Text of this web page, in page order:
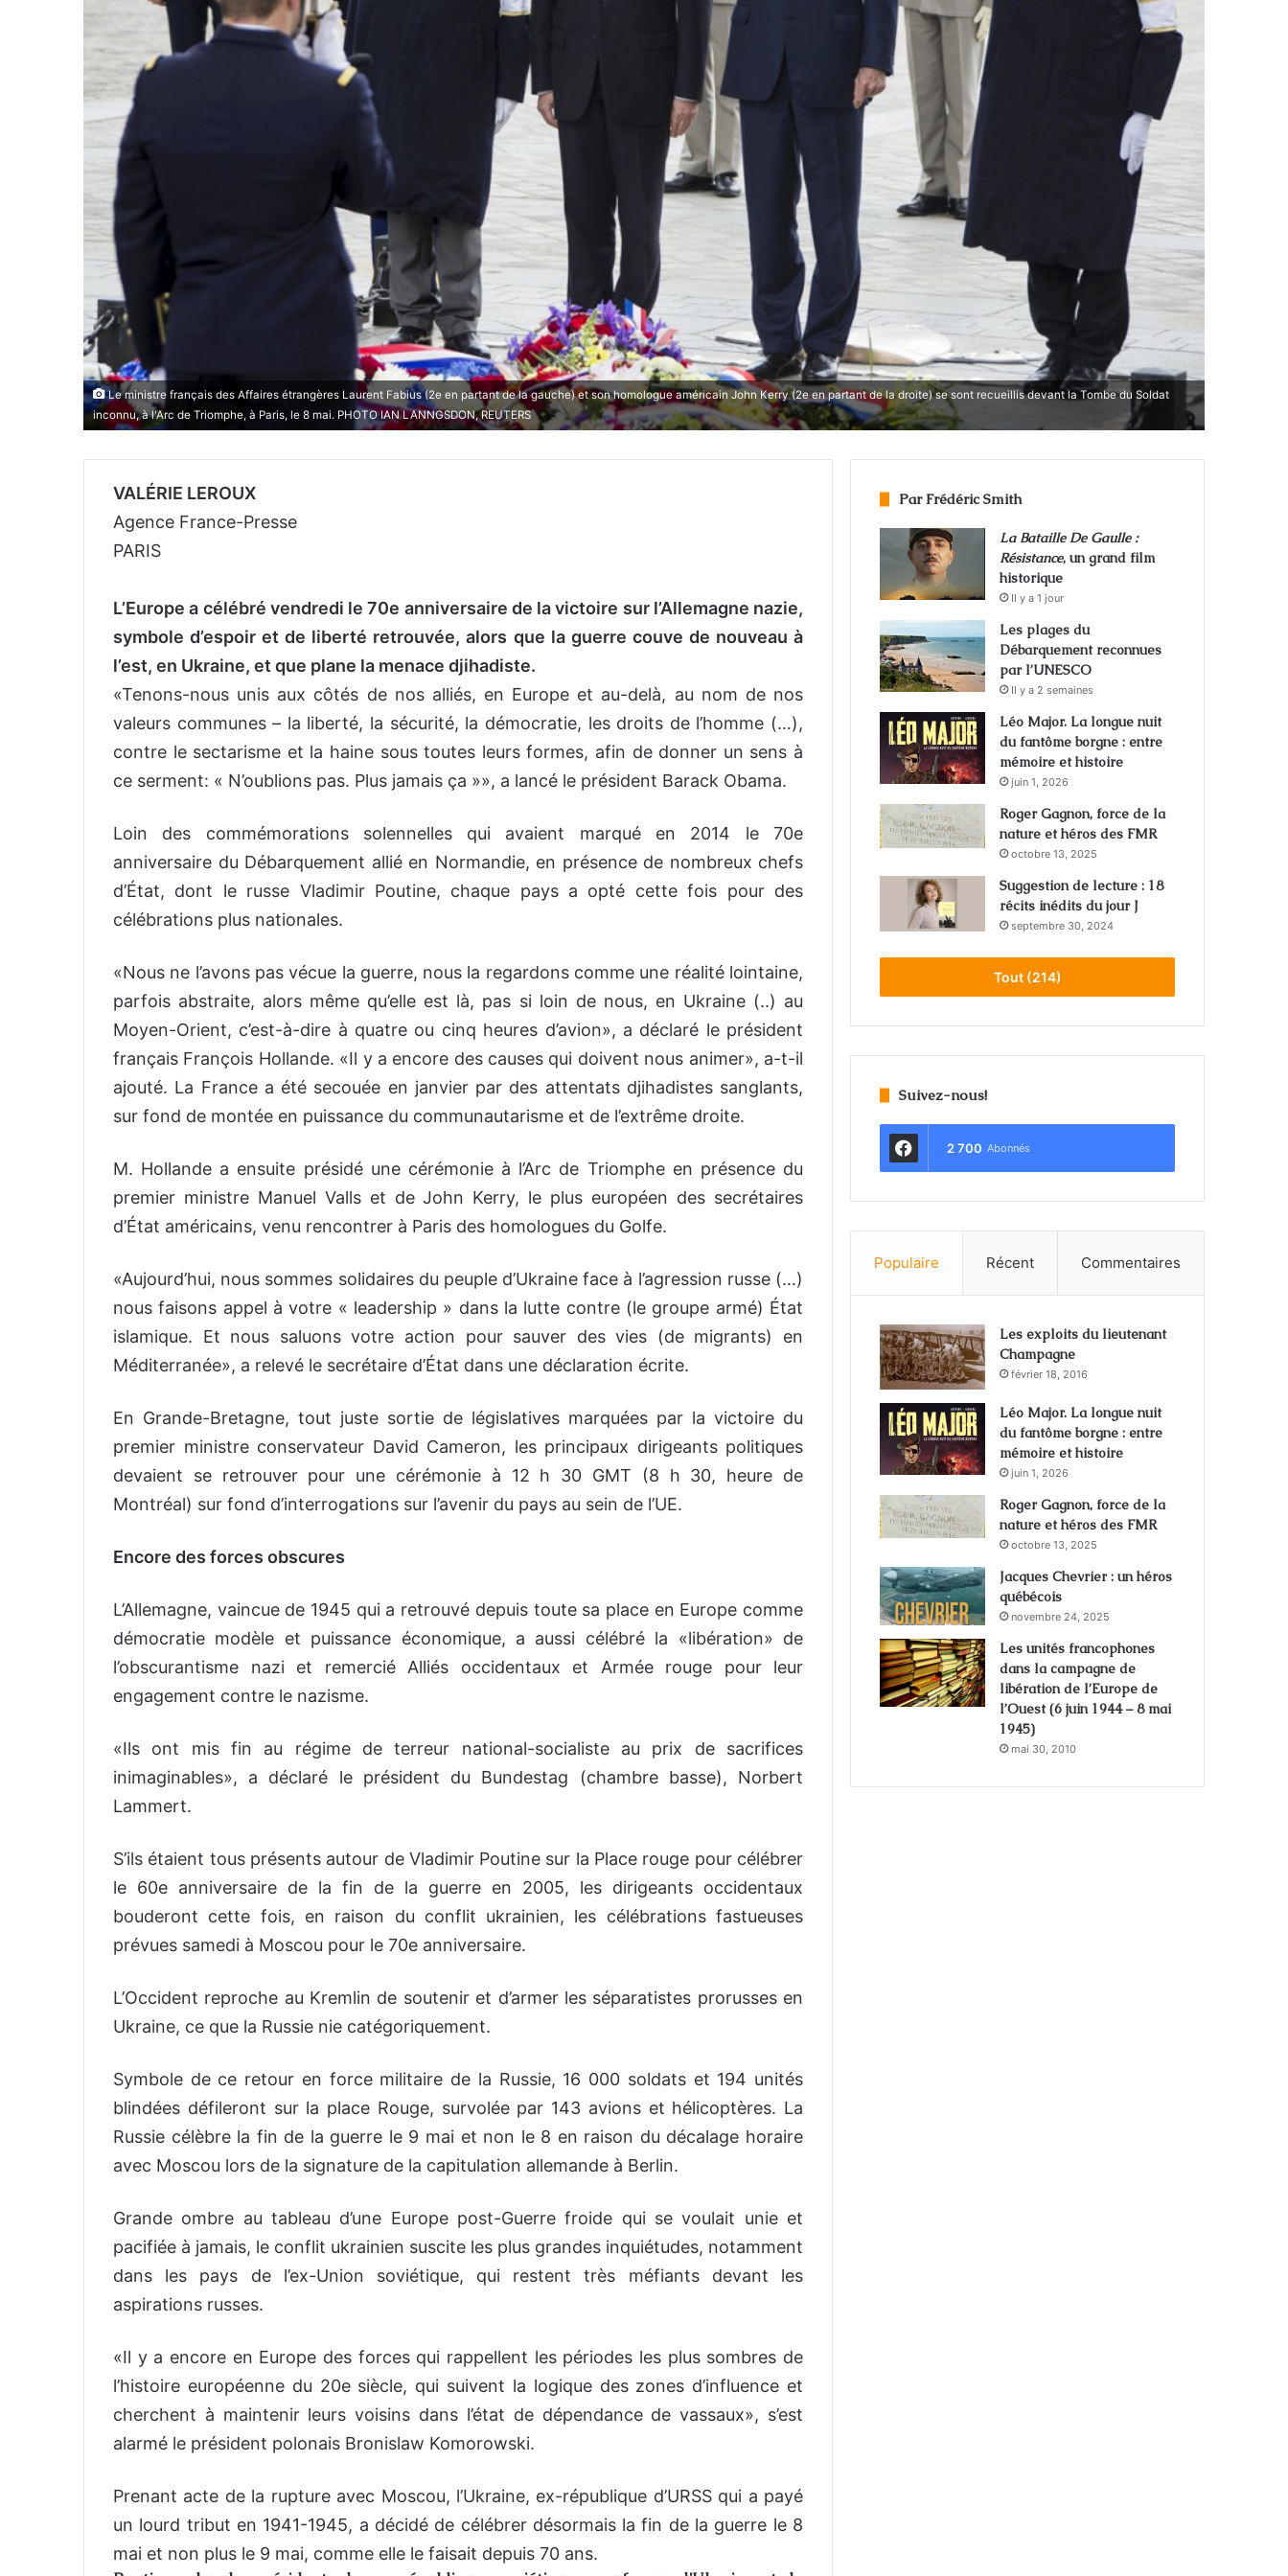
Le ministre français des Affaires étrangères Laurent Fabius (2e en partant de la gauche) et son homologue américain John Kerry (2e en partant de la droite) se sont recueillis devant la Tombe du Soldat
inconnu, à l'Arc de Triomphe, à Paris, le 8 mai. PHOTO IAN LANNGSDON, REUTERS
VALÉRIE LEROUX
Agence France-Presse
PARIS
L’Europe a célébré vendredi le 70e anniversaire de la victoire sur l’Allemagne nazie,
symbole d’espoir et de liberté retrouvée, alors que la guerre couve de nouveau à
l’est, en Ukraine, et que plane la menace djihadiste.
«Tenons-nous unis aux côtés de nos alliés, en Europe et au-delà, au nom de nos
valeurs communes – la liberté, la sécurité, la démocratie, les droits de l’homme (…),
contre le sectarisme et la haine sous toutes leurs formes, afin de donner un sens à
ce serment: « N’oublions pas. Plus jamais ça »», a lancé le président Barack Obama.
Loin des commémorations solennelles qui avaient marqué en 2014 le 70e
anniversaire du Débarquement allié en Normandie, en présence de nombreux chefs
d’État, dont le russe Vladimir Poutine, chaque pays a opté cette fois pour des
célébrations plus nationales.
«Nous ne l’avons pas vécue la guerre, nous la regardons comme une réalité lointaine,
parfois abstraite, alors même qu’elle est là, pas si loin de nous, en Ukraine (..) au
Moyen-Orient, c’est-à-dire à quatre ou cinq heures d’avion», a déclaré le président
français François Hollande. «Il y a encore des causes qui doivent nous animer», a-t-il
ajouté. La France a été secouée en janvier par des attentats djihadistes sanglants,
sur fond de montée en puissance du communautarisme et de l’extrême droite.
M. Hollande a ensuite présidé une cérémonie à l’Arc de Triomphe en présence du
premier ministre Manuel Valls et de John Kerry, le plus européen des secrétaires
d’État américains, venu rencontrer à Paris des homologues du Golfe.
«Aujourd’hui, nous sommes solidaires du peuple d’Ukraine face à l’agression russe (…)
nous faisons appel à votre « leadership » dans la lutte contre (le groupe armé) État
islamique. Et nous saluons votre action pour sauver des vies (de migrants) en
Méditerranée», a relevé le secrétaire d’État dans une déclaration écrite.
En Grande-Bretagne, tout juste sortie de législatives marquées par la victoire du
premier ministre conservateur David Cameron, les principaux dirigeants politiques
devaient se retrouver pour une cérémonie à 12 h 30 GMT (8 h 30, heure de
Montréal) sur fond d’interrogations sur l’avenir du pays au sein de l’UE.
Encore des forces obscures
L’Allemagne, vaincue de 1945 qui a retrouvé depuis toute sa place en Europe comme
démocratie modèle et puissance économique, a aussi célébré la «libération» de
l’obscurantisme nazi et remercié Alliés occidentaux et Armée rouge pour leur
engagement contre le nazisme.
«Ils ont mis fin au régime de terreur national-socialiste au prix de sacrifices
inimaginables», a déclaré le président du Bundestag (chambre basse), Norbert
Lammert.
S’ils étaient tous présents autour de Vladimir Poutine sur la Place rouge pour célébrer
le 60e anniversaire de la fin de la guerre en 2005, les dirigeants occidentaux
bouderont cette fois, en raison du conflit ukrainien, les célébrations fastueuses
prévues samedi à Moscou pour le 70e anniversaire.
L’Occident reproche au Kremlin de soutenir et d’armer les séparatistes prorusses en
Ukraine, ce que la Russie nie catégoriquement.
Symbole de ce retour en force militaire de la Russie, 16 000 soldats et 194 unités
blindées défileront sur la place Rouge, survolée par 143 avions et hélicoptères. La
Russie célèbre la fin de la guerre le 9 mai et non le 8 en raison du décalage horaire
avec Moscou lors de la signature de la capitulation allemande à Berlin.
Grande ombre au tableau d’une Europe post-Guerre froide qui se voulait unie et
pacifiée à jamais, le conflit ukrainien suscite les plus grandes inquiétudes, notamment
dans les pays de l’ex-Union soviétique, qui restent très méfiants devant les
aspirations russes.
«Il y a encore en Europe des forces qui rappellent les périodes les plus sombres de
l’histoire européenne du 20e siècle, qui suivent la logique des zones d’influence et
cherchent à maintenir leurs voisins dans l’état de dépendance de vassaux», s’est
alarmé le président polonais Bronislaw Komorowski.
Prenant acte de la rupture avec Moscou, l’Ukraine, ex-république d’URSS qui a payé
un lourd tribut en 1941-1945, a décidé de célébrer désormais la fin de la guerre le 8
mai et non plus le 9 mai, comme elle le faisait depuis 70 ans.
Par Frédéric Smith
La Bataille De Gaulle :
Résistance, un grand film
historique
Il y a 1 jour
Les plages du
Débarquement reconnues
par l’UNESCO
Il y a 2 semaines
Léo Major. La longue nuit
du fantôme borgne : entre
mémoire et histoire
juin 1, 2026
Roger Gagnon, force de la
nature et héros des FMR
octobre 13, 2025
Suggestion de lecture : 18
récits inédits du jour J
septembre 30, 2024
Tout (214)
Suivez-nous!
2 700 Abonnés
Populaire Récent Commentaires
Les exploits du lieutenant
Champagne
février 18, 2016
Léo Major. La longue nuit
du fantôme borgne : entre
mémoire et histoire
juin 1, 2026
Roger Gagnon, force de la
nature et héros des FMR
octobre 13, 2025
Jacques Chevrier : un héros
québécois
novembre 24, 2025
Les unités francophones
dans la campagne de
libération de l’Europe de
l’Ouest (6 juin 1944 – 8 mai
1945)
mai 30, 2010